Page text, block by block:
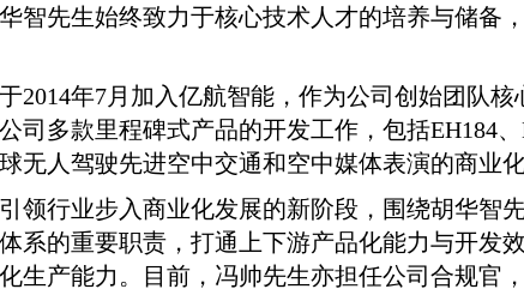
智先生始终致力于核心技术人才的培养与储备
2014年7月加入亿航智能，作为公司创始团队
司多款里程碑式产品的开发工作，包括EH184
无人驾驶先进空中交通和空中媒体表演的商业化
领行业步入商业化发展的新阶段，围绕胡华智
系的重要职责，打通上下游产品化能力与开发
生产能力。目前，冯帅先生亦担任公司合规官